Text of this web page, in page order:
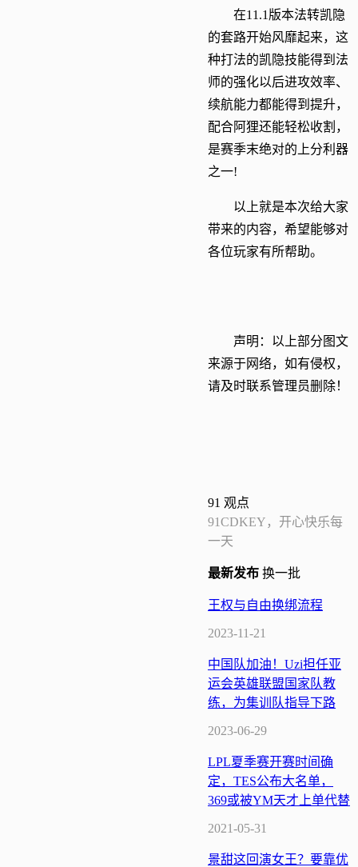
在11.1版本法转凯隐
的套路开始风靡起来，这
种打法的凯隐技能得到法
师的强化以后进攻效率、
续航能力都能得到提升，
配合阿狸还能轻松收割，
是赛季末绝对的上分利器
之一!
以上就是本次给大家
带来的内容，希望能够对
各位玩家有所帮助。
声明：以上部分图文
来源于网络，如有侵权，
请及时联系管理员删除！
91 观点
91CDKEY，开心快乐每
一天
最新发布 换一批
王权与自由换绑流程
2023-11-21
中国队加油！Uzi担任亚
运会英雄联盟国家队教
练，为集训队指导下路
2023-06-29
LPL夏季赛开赛时间确
定，TES公布大名单，
369或被YM天才上单代替
2021-05-31
景甜这回演女王？要靠优